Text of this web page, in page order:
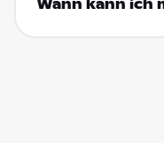
Wann kann ich